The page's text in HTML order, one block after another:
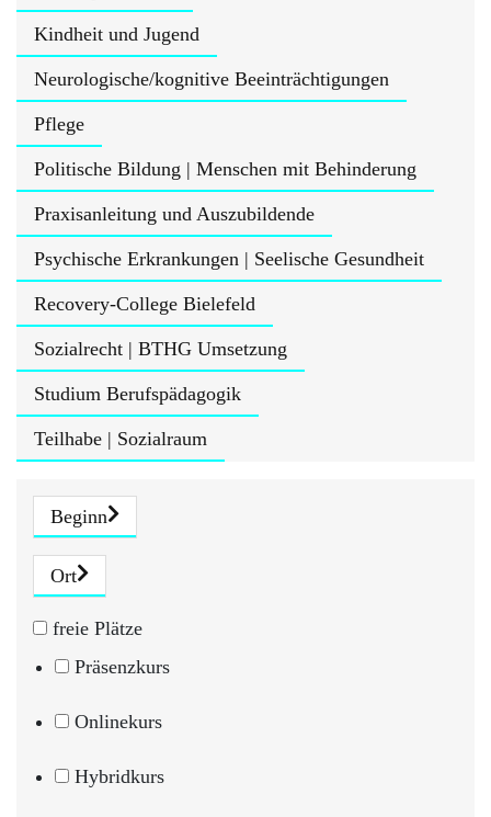
Kindheit und Jugend
Neurologische/kognitive Beeinträchtigungen
Pflege
Politische Bildung | Menschen mit Behinderung
Praxisanleitung und Auszubildende
Psychische Erkrankungen | Seelische Gesundheit
Recovery-College Bielefeld
Sozialrecht | BTHG Umsetzung
Studium Berufspädagogik
Teilhabe | Sozialraum
Beginn
Ort
freie Plätze
Präsenzkurs
Onlinekurs
Hybridkurs